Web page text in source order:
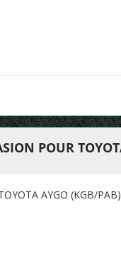
POUR
AYGO (KGB/